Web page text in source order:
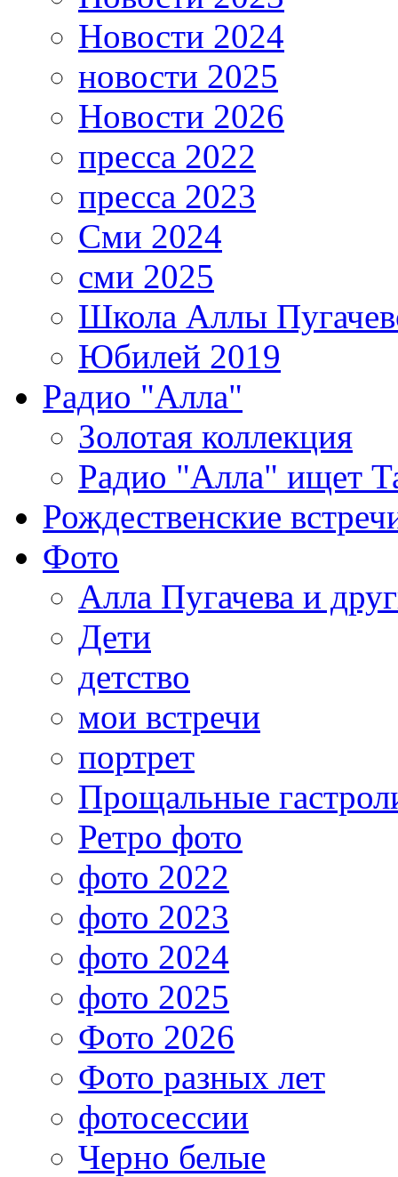
Новости 2024
новости 2025
Новости 2026
пресса 2022
пресса 2023
Сми 2024
сми 2025
Школа Аллы
Юбилей 2019
Радио "Алла"
Золотая коллекция
Радио "Алла" ищет
Рождественские
Фото
Алла Пугачева и
Дети
детство
мои встречи
портрет
Прощальные
Ретро фото
фото 2022
фото 2023
фото 2024
фото 2025
Фото 2026
Фото разных лет
фотосессии
Черно белые